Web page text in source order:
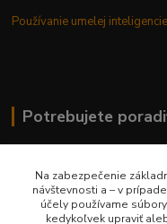
Používanie umelej inteligencie
Potrebujete
0948 236 042
Na zabezpečenie
návštevnosti a – v
účely používame
kedykoľvek upraviť